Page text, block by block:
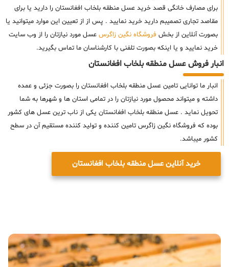
برای مصارف خانگی قصد خرید عسل منطقه بلخاب افغانستان را دارید یا برای
مقاصد تجاری تصمیبم دارید خرید نمایید . پس از از تعیین این موارد میتوانید یا
بصورت آنلاین از بخش فروشگاه نگین زاگرس عسل مورد نیازتان را از وب سایت
خرید نمایید و یا اینکه بصورت تلفنی با کارشناسان ما تماس بگیرید.
انبار فروش عسل منطقه بلخاب افغانستان
انبار ما توانایی تامین عسل منطقه بلخاب افغانستان را بصورت جزئی و عمده
داشته و میتواند محصول مورد نیازتان را در تمامی استان ها و شهرها به شما
تحویل نماید . عسل منطقه بلخاب افغانستان یکی از ناب ترین عسل های کشور
بوده که فروشگاه نگین زاگرس تامین کننده و تولید کننده مستقیم آن در سطح
کشور میباشد.
خرید آنلاین عسل منطقه بلخاب افغانستان